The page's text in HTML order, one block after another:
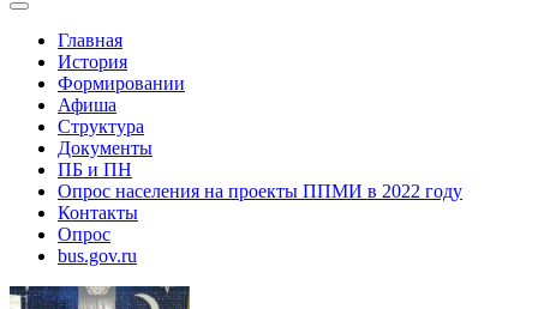
Главная
История
Формировании
Афиша
Структура
Документы
ПБ и ПН
Опрос населения на проекты ППМИ в 2022 году
Контакты
Опрос
bus.gov.ru